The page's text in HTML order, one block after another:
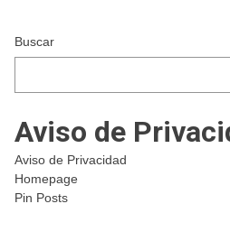
Buscar
Aviso de
Aviso de Privacidad
Homepage
Pin Posts